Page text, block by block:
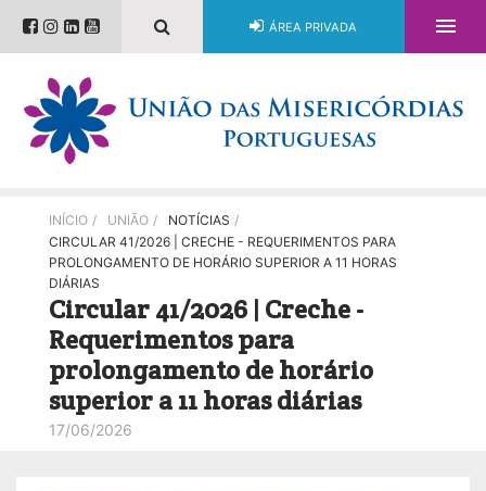
ÁREA PRIVADA 
INÍCIO / UNIÃO / NOTÍCIAS /
CIRCULAR 41/2026 | CRECHE - REQUERIMENTOS PARA
PROLONGAMENTO DE HORÁRIO SUPERIOR A 11 HORAS
DIÁRIAS
Circular 41/2026 | Creche -
Requerimentos para
prolongamento de horário
superior a 11 horas diárias
17/06/2026